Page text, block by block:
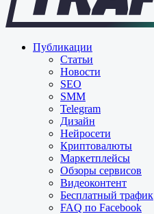
Публикации
Статьи
Новости
SEO
SMM
Telegram
Дизайн
Нейросети
Криптовалюты
Маркетплейсы
Обзоры сервисов
Видеоконтент
Бесплатный трафик
FAQ по Facebook